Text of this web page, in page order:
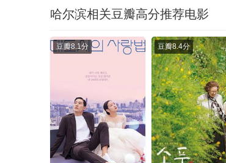
哈尔滨相关豆瓣高分推荐电影
豆瓣8.1分 豆瓣8.4分